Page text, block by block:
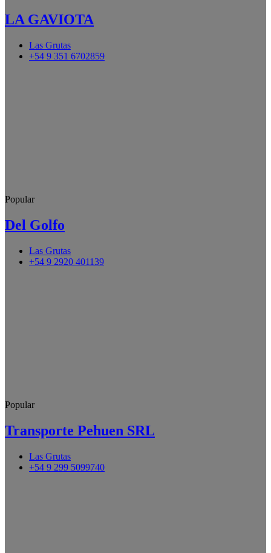
LA GAVIOTA
Las Grutas
+54 9 351 6702859
Popular
Del Golfo
Las Grutas
+54 9 2920 401139
Popular
Transporte Pehuen SRL
Las Grutas
+54 9 299 5099740